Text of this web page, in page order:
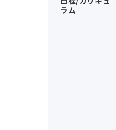
ラム